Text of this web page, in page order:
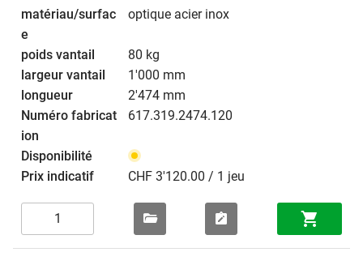
optique acier inox
80 kg
1'000 mm
2'474 mm
617.319.2474.120
CHF 3'120.00 / 1 jeu